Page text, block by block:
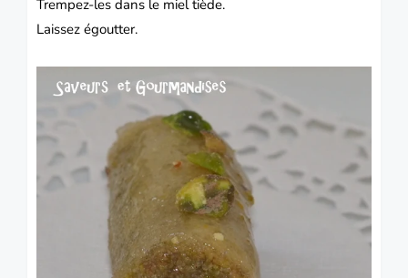
Trempez-les dans le miel tiède.
Laissez égoutter.